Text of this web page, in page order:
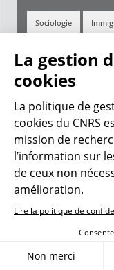
Sociologie
Mouvement Ouvrier
Colonies
Partager cet article
Équipe / crédits
La gestion
cookies
La politique de
cookies du CNRS
mission de
l’information sur
de ceux non
amélioration.
Lire la politique de
Non merci